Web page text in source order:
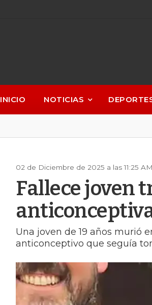
INICIO NOTICIAS
02 de Diciembre de 2025 a las 11:25 AM
Fallece joven
Una joven de 19 años murió
anticonceptivo que seguía